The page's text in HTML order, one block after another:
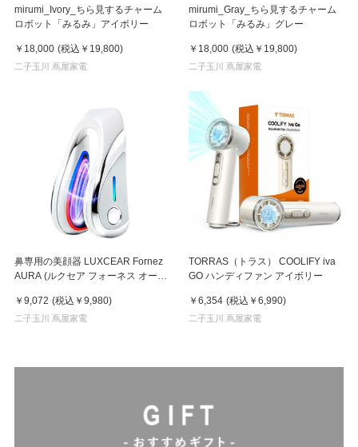
mirumi_Ivory_ちら見するチャーム
ロボット「みるみ」アイボリー
￥18,000 (税込 ￥19,800)
二子玉川 蔦屋家電
mirumi_Gray_ちら見するチャーム
ロボット「みるみ」グレー
￥18,000 (税込 ￥19,800)
二子玉川 蔦屋家電
鼻専用の美顔器 LUXCEAR Fornez
AURA (ルクセア フォーネス オー
￥9,072 (税込 ￥9,980)
二子玉川 蔦屋家電
TORRAS（トラス） COOLIFY iva
GO ハンディファン アイボリー
￥6,354 (税込 ￥6,990)
二子玉川 蔦屋家電